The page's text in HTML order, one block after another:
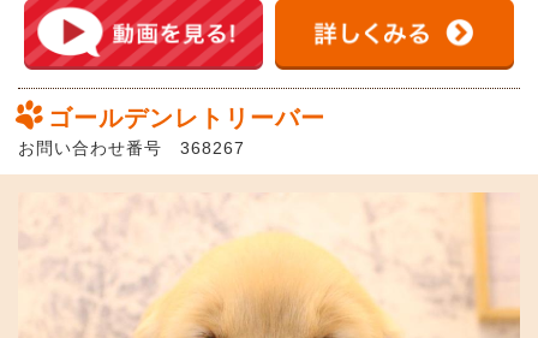
ゴールデンレトリーバー
お問い合わせ番号 368267